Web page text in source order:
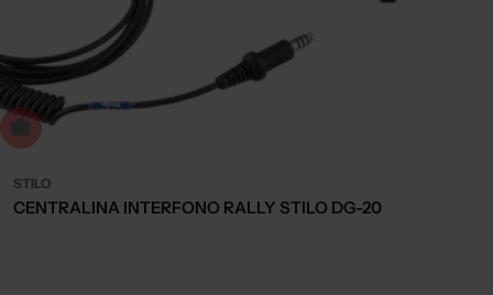
Sold out
STILO
CENTRALINA INTERFONO RALLY STILO DG-20